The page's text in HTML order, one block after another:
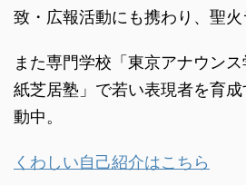
致・広報活動にも携わり、聖火
また専門学校「東京アナウン
紙芝居塾」で若い表現者を育
動中。
くわしい自己紹介はこちら